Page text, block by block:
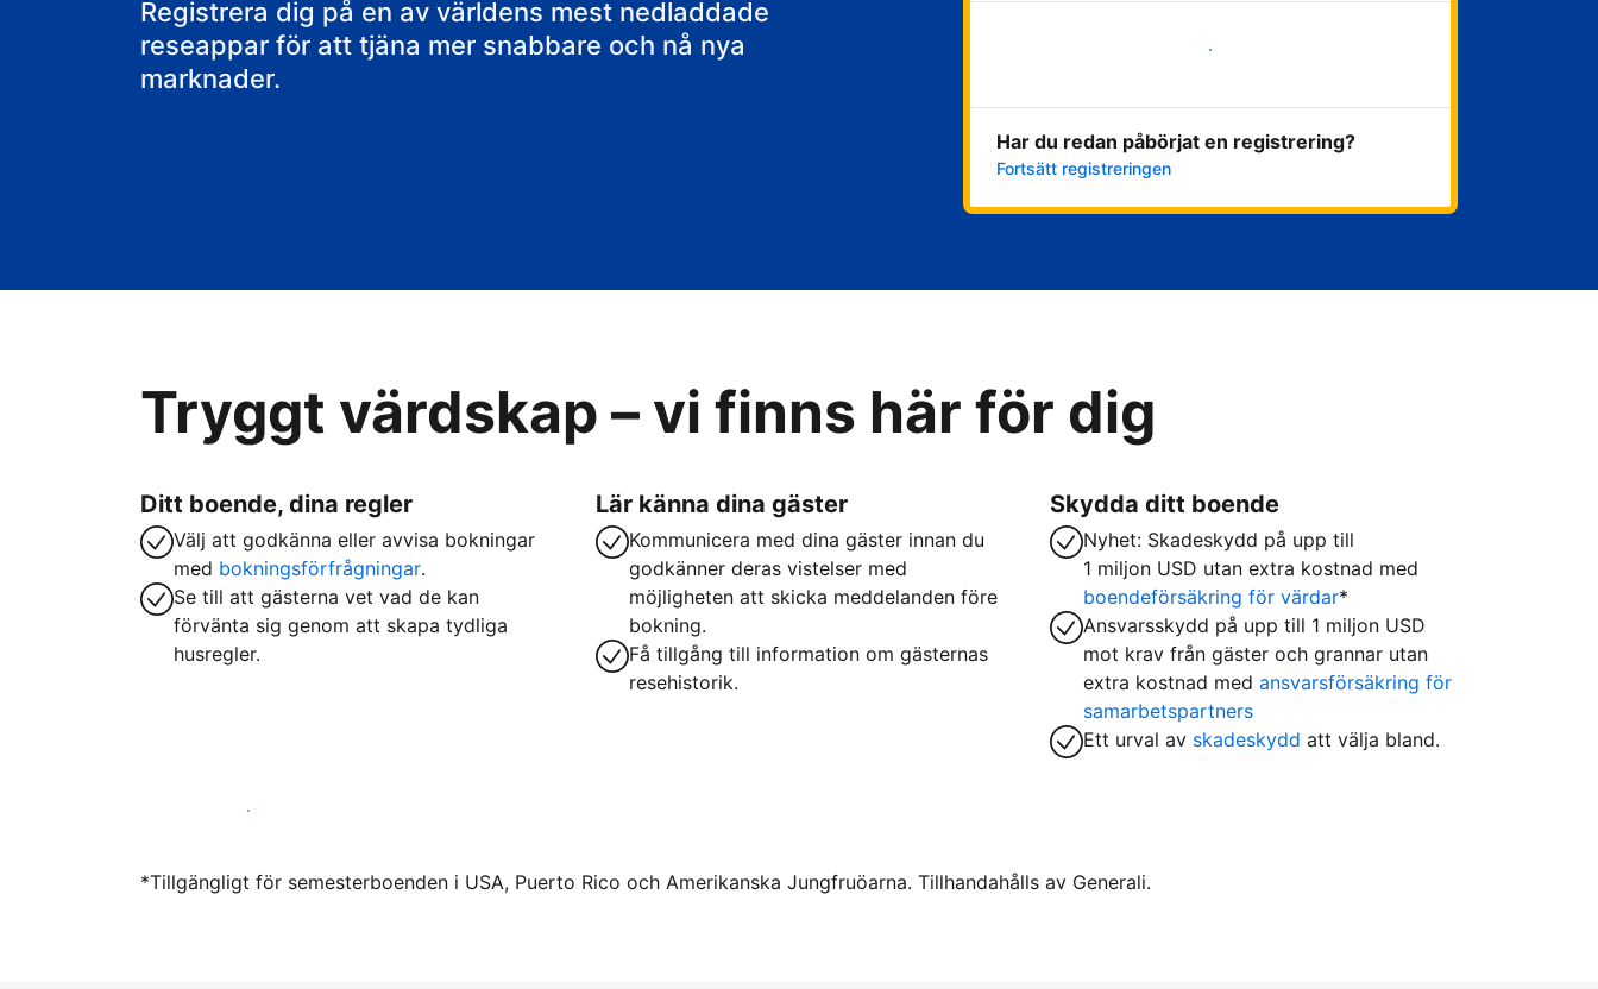
Registrera dig på en av världens mest nedladdade
reseappar för att tjäna mer snabbare och nå nya
marknader.
Kom igång nu
Har du redan påbörjat en registrering?
Fortsätt registreringen
Tryggt värdskap – vi finns här för dig
Ditt boende, dina regler
Välj att godkänna eller avvisa bokningar
med bokningsförfrågningar.
Se till att gästerna vet vad de kan
förvänta sig genom att skapa tydliga
husregler.
Lär känna dina gäster
Kommunicera med dina gäster innan du
godkänner deras vistelser med
möjligheten att skicka meddelanden före
bokning.
Få tillgång till information om gästernas
resehistorik.
Skydda ditt boende
Nyhet: Skadeskydd på upp till
1 miljon USD utan extra kostnad med
boendeförsäkring för värdar*
Ansvarsskydd på upp till 1 miljon USD
mot krav från gäster och grannar utan
extra kostnad medansvarsförsäkring för
samarbetspartners
Ett urval av skadeskydd att välja bland.
Hyr ut hos oss idag
*Tillgängligt för semesterboenden i USA, Puerto Rico och Amerikanska Jungfruöarna. Tillhandahålls av Generali.